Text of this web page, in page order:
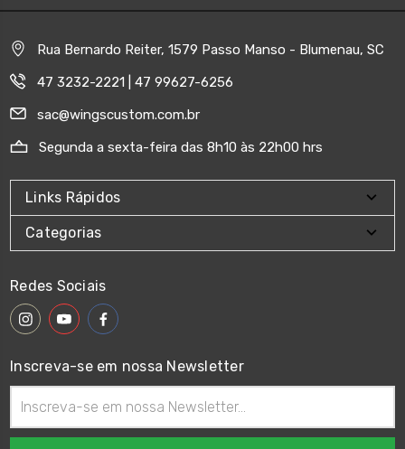
Rua Bernardo Reiter, 1579 Passo Manso - Blumenau, SC
47 3232-2221 | 47 99627-6256
sac@wingscustom.com.br
Segunda a sexta-feira das 8h10 às 22h00 hrs
Links Rápidos
Categorias
Redes Sociais
Inscreva-se em nossa Newsletter
de
email